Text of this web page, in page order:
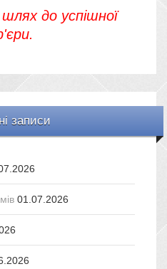
до успішної
записи
01.07.2026